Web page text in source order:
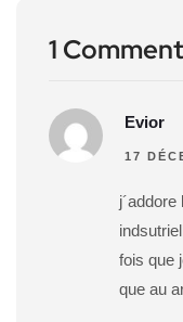
1 Comment
Evior
17
fois que
que au